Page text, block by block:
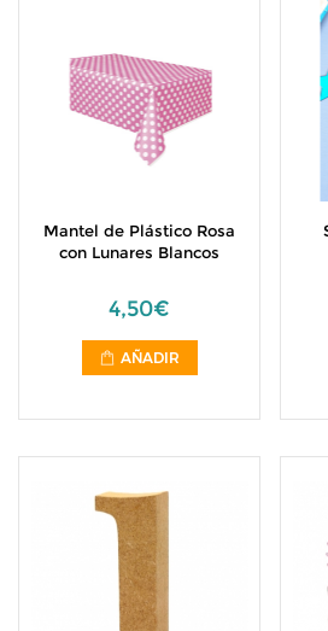
Mantel de Plástico Rosa
con Lunares Blancos
4,50€
AÑADIR